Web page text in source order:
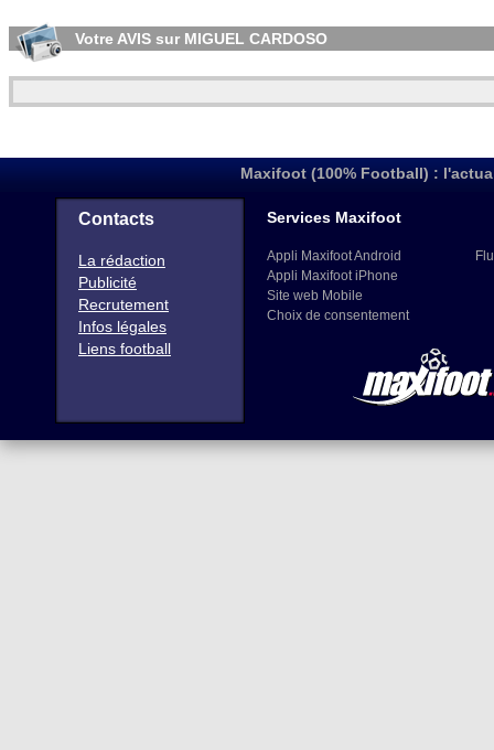
Votre AVIS sur MIGUEL CARDOSO
Maxifoot (100% Football) :
Contacts
La rédaction
Publicité
Recrutement
Infos légales
Liens football
Services Maxifoot
Appli Maxifoot Android
Appli Maxifoot iPhone
Site web Mobile
Choix de consentement